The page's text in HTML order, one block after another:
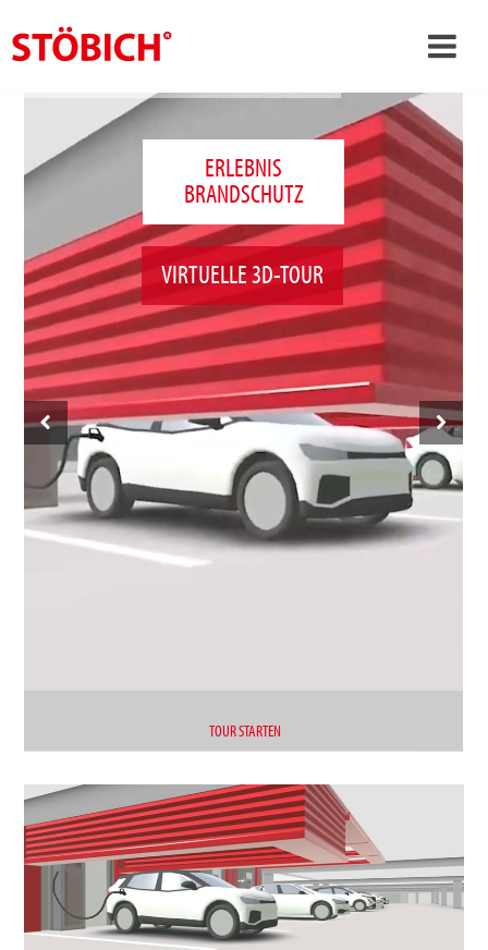
›
Über uns
›
Referenzen
›
Themenwelten
News
Jobs
Kontakt
ERLEBNIS
BRANDSCHUTZ
VIRTUELLE 3D-TOUR
TOUR STARTEN